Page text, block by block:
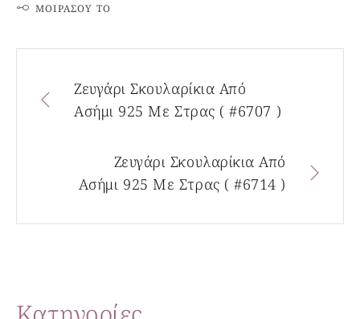
ΜΟΙΡΆΣΟΥ ΤΟ
Ζευγάρι Σκουλαρίκια Από
Ασήμι 925 Με Στρας ( #6707 )
Ζευγάρι Σκουλαρίκια Από
Ασήμι 925 Με Στρας ( #6714 )